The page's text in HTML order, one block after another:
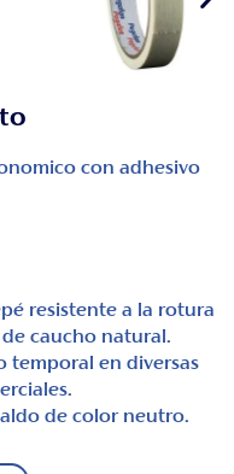
con adhesivo
resistente a la rotura
caucho natural.
temporal en diversas
de color neutro.